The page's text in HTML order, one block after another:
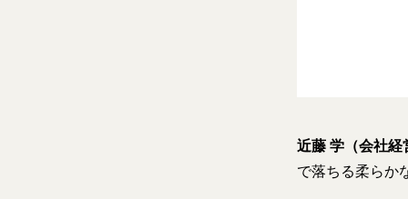
近藤 学（会社経
で落ちる柔らか